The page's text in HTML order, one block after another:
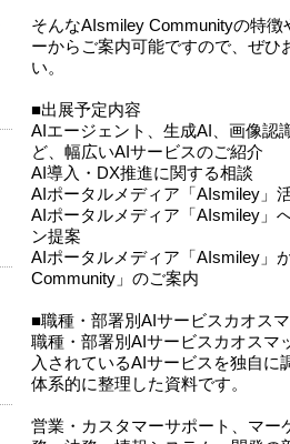
そんなAIsmiley Communityの特
ーからご案内可能ですので、ぜひ
い。
■出展予定内容
AIエージェント、生成AI、画像認
ど、幅広いAIサービスのご紹介
AI導入・DX推進に関する相談
AIポータルメディア「AIsmiley」
AIポータルメディア「AIsmiley」
ン提案
AIポータルメディア「AIsmiley」
Community」のご案内
■職種・部署別AIサービスカオス
職種・部署別AIサービスカオスマ
入されているAIサービスを独自に
体系的に整理した資料です。
営業・カスタマーサポート、マー